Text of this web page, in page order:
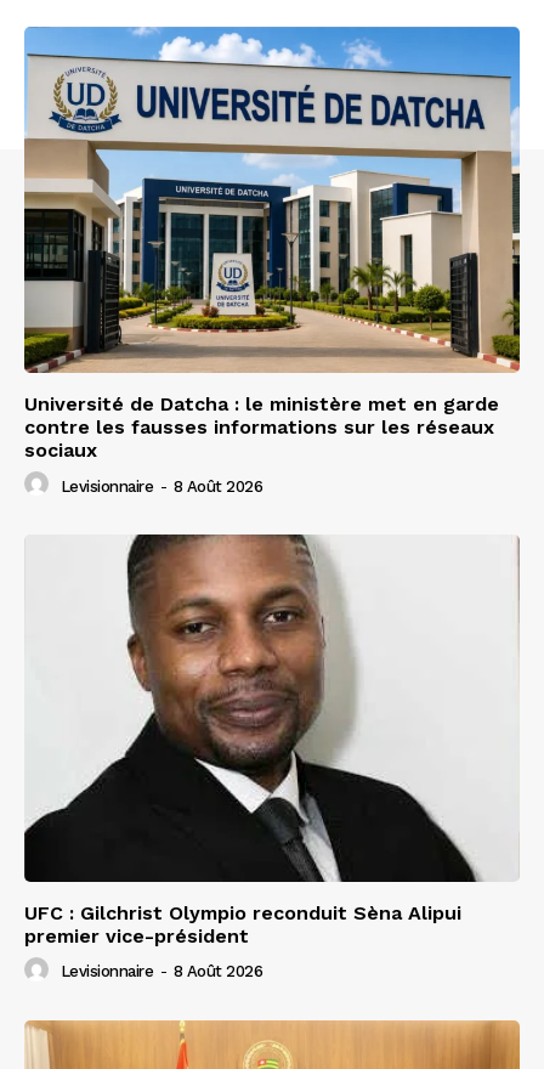
Université de Datcha : le ministère met en garde
contre les fausses informations sur les réseaux
sociaux
Levisionnaire - 8 Août 2026
UFC : Gilchrist Olympio reconduit Sèna Alipui
premier vice-président
Levisionnaire - 8 Août 2026